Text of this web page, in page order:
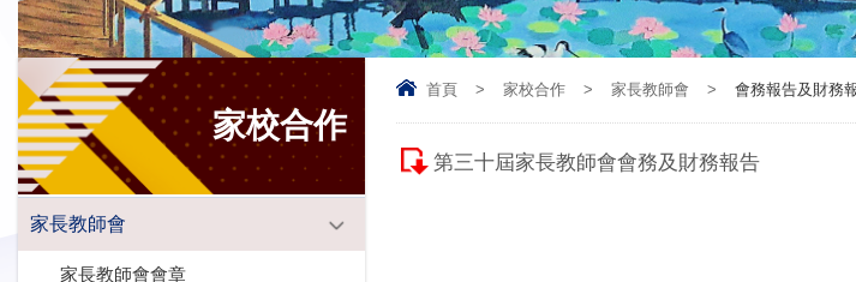
首頁 > 家校合作 > 家長教師會 > 會務報告及財務
第三十屆家長教師會會務及財務報告
家校合作
家長教師會
家長教師會會章